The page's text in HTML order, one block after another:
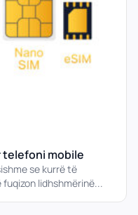
telefoni mobile
se kurrë të
lidhshmërinë...